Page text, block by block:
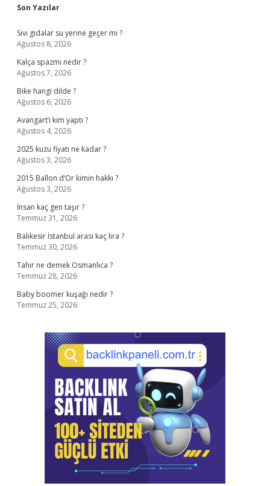
Sidebar
Son Yazılar
Sıvı gıdalar su yerine geçer mi ?
Ağustos 8, 2026
Kalça spazmı nedir ?
Ağustos 7, 2026
Bike hangi dilde ?
Ağustos 6, 2026
Avangart’ı kim yaptı ?
Ağustos 4, 2026
2025 kuzu fiyatı ne kadar ?
Ağustos 3, 2026
2015 Ballon d’Or kimin hakkı ?
Ağustos 3, 2026
İnsan kaç gen taşır ?
Temmuz 31, 2026
Balıkesir İstanbul arası kaç lira ?
Temmuz 30, 2026
Tahir ne demek Osmanlıca ?
Temmuz 28, 2026
Baby boomer kuşağı nedir ?
Temmuz 25, 2026